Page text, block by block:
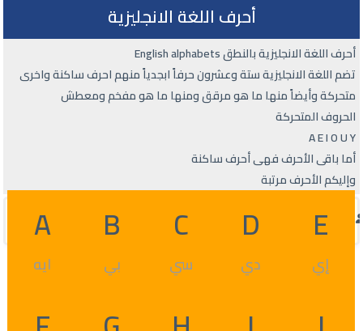
أحرف اللغة الانجليزية
أحرف اللغة الانجليزية بالنطق English alphabets
تضم اللغة الانجليزية ستة وعشرون حرفاً ابجدياً منهم احرف ساكنة واخرى
متحركة وأيضاً منها ما هو مرقق ومنها ما هو مفخم ومعطش
الحروف المتحركة
A E I O U Y
أما باقى الأحرف فهى أحرف ساكنة
وإليكم الأحرف مرتبة
A
ايه
B
بي
C
سي
D
دي
E
إي